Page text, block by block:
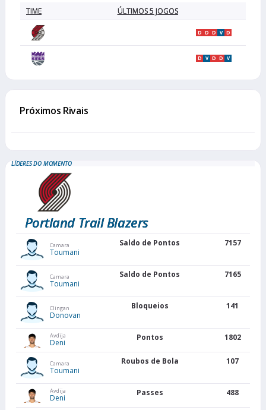
TIME ÚLTIMOS 5 JOGOS
D D D V D
D V D D V
Próximos Rivais
LÍDERES DO MOMENTO
Portland Trail Blazers
Camara
Toumani
Saldo de Pontos 7157
Camara
Toumani
Saldo de Pontos 7165
Clingan
Donovan
Bloqueios 141
Avdija
Deni
Pontos 1802
Camara
Toumani
Roubos de Bola 107
Avdija
Deni
Passes 488